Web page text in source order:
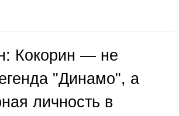
Кокорин — не
"Динамо", а
личность в